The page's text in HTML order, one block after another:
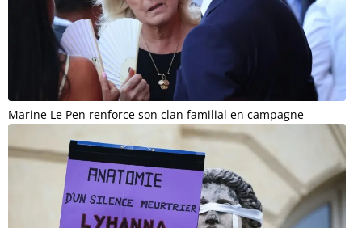
Marine Le Pen renforce son clan familial en campagne